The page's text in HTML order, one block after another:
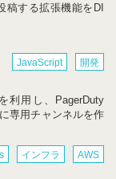
稿する拡張機能をDI
JavaScript 開発
利用し、PagerDuty
専用チャンネルを作
インフラ AWS